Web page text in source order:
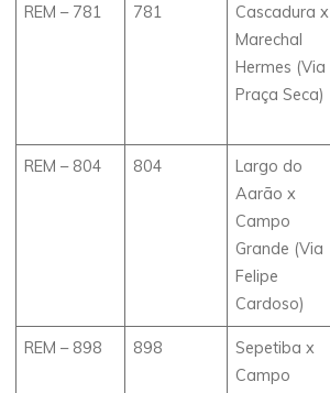
REM – 781 781
Cascadura x
Marechal
Hermes (Via
Praça Seca)
REM – 804 804
Largo do
Aarão x
Campo
Grande (Via
Felipe
Cardoso)
REM – 898 898
Sepetiba x
Campo